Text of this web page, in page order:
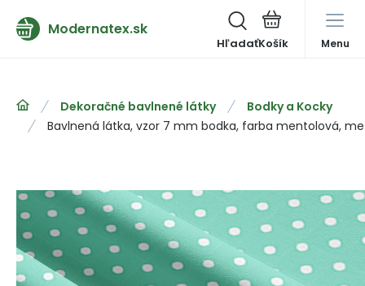
Modernatex.sk
Hľadať Menu
Dekoračné bavlnené látky
Bodky a Kocky
Bavlnená látka, vzor 7 mm bodka, farba mentolová,